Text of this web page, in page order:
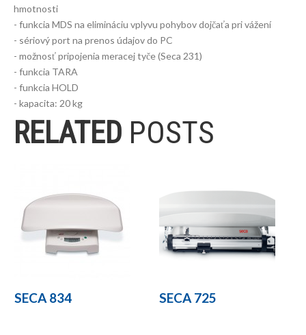
hmotnosti
- funkcia MDS na elimináciu vplyvu pohybov dojčaťa pri vážení
- sériový port na prenos údajov do PC
- možnosť pripojenia meracej tyče (Seca 231)
- funkcia TARA
- funkcia HOLD
- kapacita: 20 kg
RELATED POSTS
SECA 834 SECA 725